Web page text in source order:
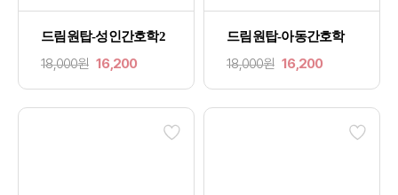
드림원탑-성인간호학2
18,000원 16,200
드림원탑-아동간호학
18,000원 16,200